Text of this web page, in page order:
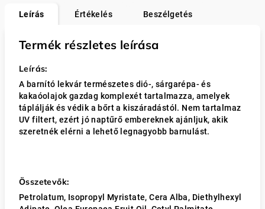
Leírás Értékelés Beszélgetés
Termék részletes leírása
Leírás:
A barnító lekvár természetes dió-, sárgarépa- és
kakaóolajok gazdag komplexét tartalmazza, amelyek
táplálják és védik a bőrt a kiszáradástól. Nem tartalmaz
UV filtert, ezért jó naptűrő embereknek ajánljuk, akik
szeretnék elérni a lehető legnagyobb barnulást.
Összetevők:
Petrolatum, Isopropyl Myristate, Cera Alba, Diethylhexyl